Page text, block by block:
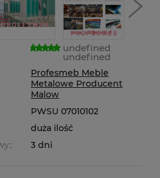
undefined
undefined
Profesmeb Meble
Metalowe Producent
Malow
PWSU 07010102
duża ilość
3 dni